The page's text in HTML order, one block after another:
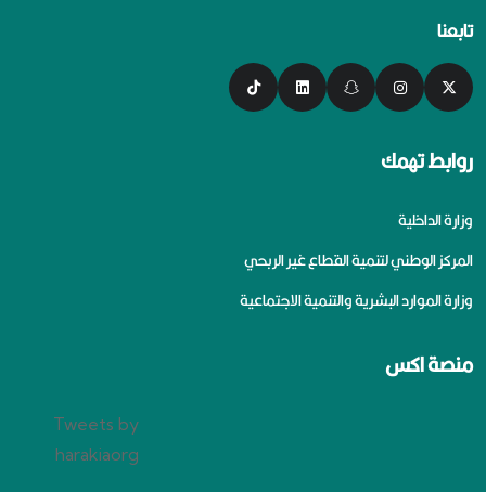
تابعنا
روابط تهمك
وزارة الداخلية
المركز الوطني لتنمية القطاع غير الربحي
وزارة الموارد البشرية والتنمية الاجتماعية
منصة اكس
Tweets by
harakiaorg